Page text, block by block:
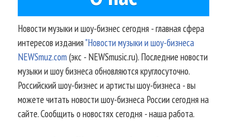
Новости музыки и шоу-бизнес сегодня - главная сфера
интересов издания"Новости музыки и шоу-бизнеса
NEWSmuz.com(экс - NEWSmusic.ru). Последние новости
музыки и шоу бизнеса обновляются круглосуточно.
Российский шоу-бизнес и артисты шоу-бизнеса - вы
можете читать новости шоу-бизнеса России сегодня на
сайте. Сообщить о новостях сегодня - наша работа.